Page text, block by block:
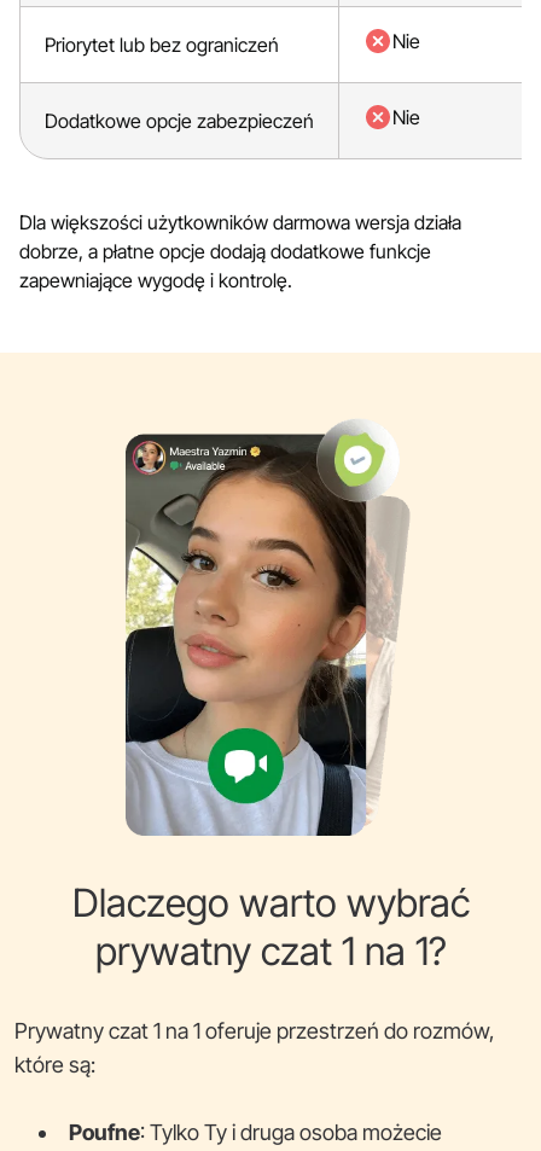
Priorytet lub bez ograniczeń Nie
Dodatkowe opcje zabezpieczeń Nie
Dla większości użytkowników darmowa wersja działa
dobrze, a płatne opcje dodają dodatkowe funkcje
zapewniające wygodę i kontrolę.
Dlaczego warto wybrać
prywatny czat 1 na 1?
Prywatny czat 1 na 1 oferuje przestrzeń do rozmów,
które są:
Poufne: Tylko Ty i druga osoba możecie